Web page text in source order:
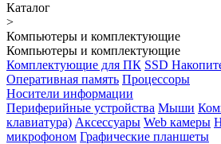
Каталог
>
Компьютеры и комплектующие
Компьютеры и комплектующие
Комплектующие для ПК SSD
Оперативная память Процессоры
Носители информации
Периферийные устройства Мыши
клавиатура) Аксессуары Web камеры
микрофоном Графические планшеты